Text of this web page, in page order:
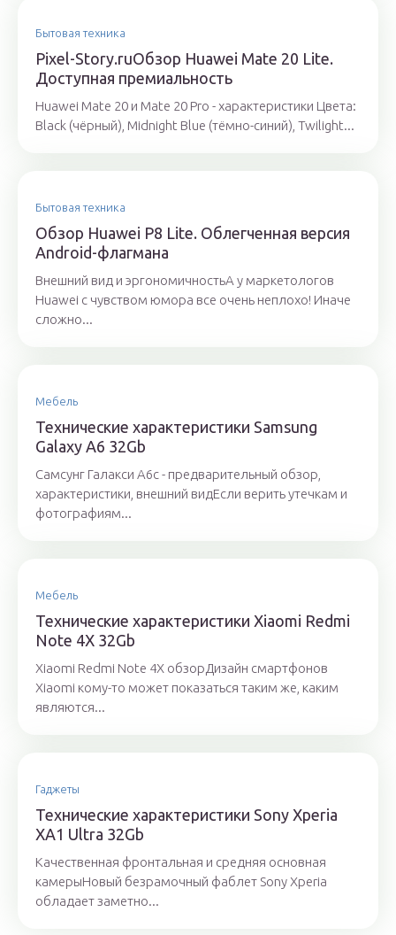
Бытовая техника
Pixel-Story.ruОбзор Huawei Mate 20 Lite.
Доступная премиальность
Huawei Mate 20 и Mate 20 Pro - характеристики Цвета:
Black (чёрный), Midnight Blue (тёмно-синий), Twilight...
Бытовая техника
Обзор Huawei P8 Lite. Облегченная версия
Android-флагмана
Внешний вид и эргономичностьА у маркетологов
Huawei с чувством юмора все очень неплохо! Иначе
сложно...
Мебель
Технические характеристики Samsung
Galaxy A6 32Gb
Самсунг Галакси А6с - предварительный обзор,
характеристики, внешний видЕсли верить утечкам и
фотографиям...
Мебель
Технические характеристики Xiaomi Redmi
Note 4X 32Gb
Xiaomi Redmi Note 4X обзорДизайн смартфонов
Xiaomi кому-то может показаться таким же, каким
являются...
Гаджеты
Технические характеристики Sony Xperia
XA1 Ultra 32Gb
Качественная фронтальная и средняя основная
камерыНовый безрамочный фаблет Sony Xperia
обладает заметно...